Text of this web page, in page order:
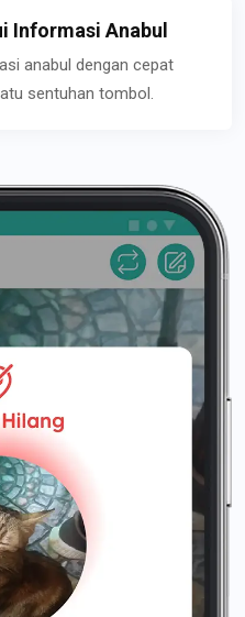
Informasi Anabul
anabul dengan cepat
sentuhan tombol.